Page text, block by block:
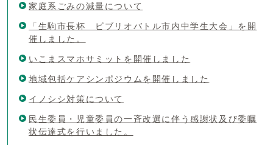
家庭系ごみの減量について
「生駒市長杯 ビブリオバトル市内中学生大会」を開
催しました。
いこまスマホサミットを開催しました
地域包括ケアシンポジウムを開催しました
イノシシ対策について
民生委員・児童委員の一斉改選に伴う感謝状及び委嘱
状伝達式を行いました。